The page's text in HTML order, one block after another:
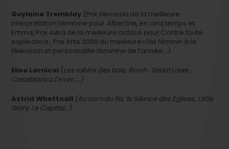
Guylaine Tremblay (Prix Gémeau de la meilleure
interprétation féminine pour Albertine, en cinq temps et
Emma, Prix Jutra de la meilleure actrice pour Contre toute
espérance , Prix Artis 2008 du meilleure rôle féminin à la
télévision et personnalité féminine de l’année…)
Elise Larnicol (Les robins des bois, Rrrrrh , Serial Lover ,
Casablanca Driver ,…)
Astrid Whettnall (Au nom du fils, le Silence des Eglises, Little
Glory, Le Capital…)